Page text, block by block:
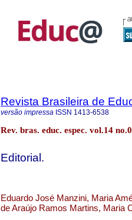
Revista Brasileira de
versão impressa ISSN 1413-6538
Rev. bras. educ. espec. vol.14
Editorial.
Eduardo José Manzini, Maria
de Araújo Ramos Martins, Maria